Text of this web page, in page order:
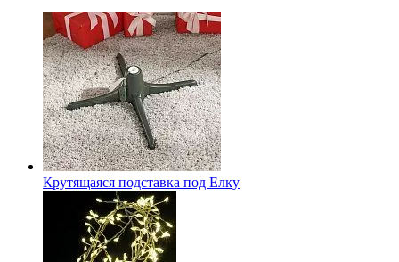
Крутящаяся подставка под Елку